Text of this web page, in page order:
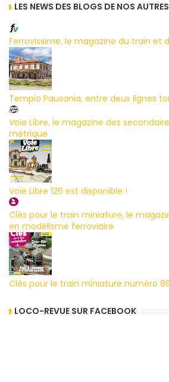
LES NEWS DES BLOGS DE NOS
Ferrovissime, le magazine du train et
Tempio Pausania, entre deux lignes
Voie Libre, le magazine des
métrique
Voie Libre 126 est disponible !
Clés pour le train miniature, le
en modélisme ferroviaire
Clés pour le train miniature numéro
LOCO-REVUE SUR FACEBOOK